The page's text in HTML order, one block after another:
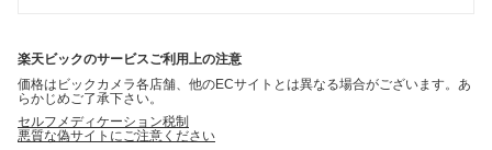
楽天ビックのサービスご利用上の注意
価格はビックカメラ各店舗、他のECサイトとは異なる場合がございます。あ
らかじめご了承下さい。
セルフメディケーション税制
悪質な偽サイトにご注意ください